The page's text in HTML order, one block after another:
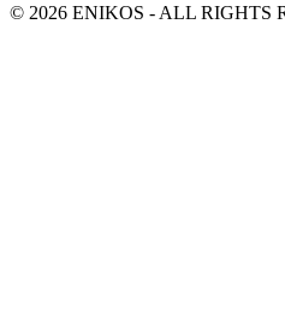
© 2026 ENIKOS - ALL RIGHTS